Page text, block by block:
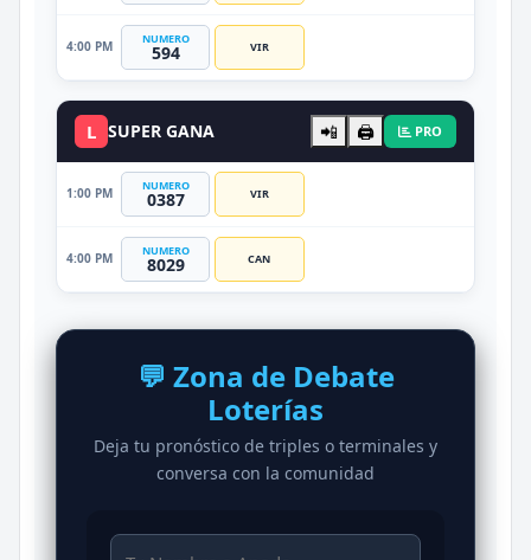
4:00 PM NUMERO
594 VIR
L SUPER GANA 📲 🖨️ PRO
1:00 PM NUMERO
0387 VIR
4:00 PM NUMERO
8029 CAN
💬 Zona de Debate
Loterías
Deja tu pronóstico de triples o terminales y
conversa con la comunidad